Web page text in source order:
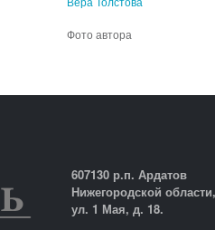
Фото автора
607130 р.п. Ардатов
Нижегородской области,
ул. 1 Мая, д. 18.